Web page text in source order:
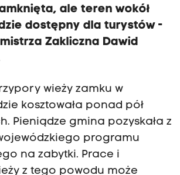
ale teren wokół
dostępny dla turystów -
Zakliczna Dawid
wieży zamku w
kosztowała ponad pół
Pieniądze gmina pozyskała z
programu
na zabytki. Prace i
z tego powodu może